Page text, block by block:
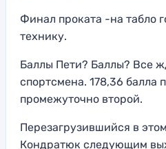
Финал проката -на табло
технику.
Баллы Пети? Баллы? Все
спортсмена. 178,36 балла
промежуточно второй.
Перезагрузившийся в
Кондратюк следующим